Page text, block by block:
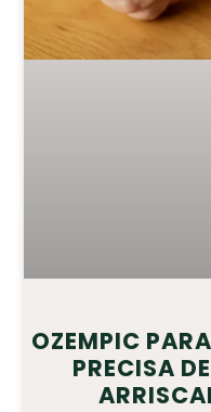
OZEMPIC
PRECISA